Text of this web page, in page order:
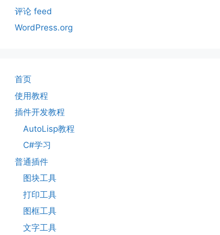
评论 feed
WordPress.org
首页
使用教程
插件开发教程
AutoLisp教程
C#学习
普通插件
图块工具
打印工具
图框工具
文字工具